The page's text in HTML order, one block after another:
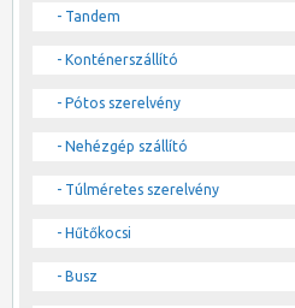
- Tandem
- Konténerszállító
- Pótos szerelvény
- Nehézgép szállító
- Túlméretes szerelvény
- Hűtőkocsi
- Busz